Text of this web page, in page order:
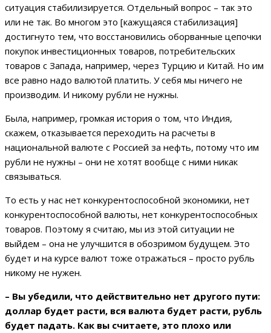
ситуация стабилизируется. Отдельный вопрос – так это
или не так. Во многом это [кажущаяся стабилизация]
достигнуто тем, что восстановились оборванные цепочки
покупок инвестиционных товаров, потребительских
товаров с Запада, например, через Турцию и Китай. Но им
все равно надо валютой платить. У себя мы ничего не
производим. И никому рубли не нужны.
Была, например, громкая история о том, что Индия,
скажем, отказывается переходить на расчеты в
национальной валюте с Россией за нефть, потому что им
рубли не нужны – они не хотят вообще с ними никак
связываться.
То есть у нас нет конкурентоспособной экономики, нет
конкурентоспособной валюты, нет конкурентоспособных
товаров. Поэтому я считаю, мы из этой ситуации не
выйдем – она не улучшится в обозримом будущем. Это
будет и на курсе валют тоже отражаться – просто рубль
никому не нужен.
– Вы убедили, что действительно нет другого пути:
доллар будет расти, вся валюта будет расти, рубль
будет падать. Как вы считаете, это плохо или